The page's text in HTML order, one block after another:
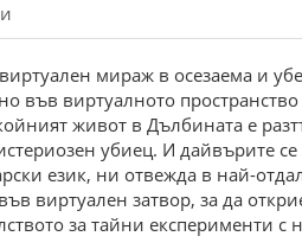
мираж в осезаема и
във виртуалното
живот в Дълбината е
убиец. И дайвърите
език, ни отвежда в най-
виртуален затвор, за да
за тайни експерименти